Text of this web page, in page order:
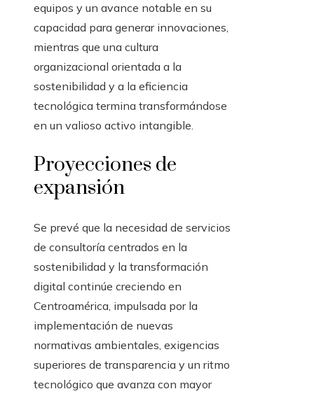
equipos y un avance notable en su
capacidad para generar innovaciones,
mientras que una cultura
organizacional orientada a la
sostenibilidad y a la eficiencia
tecnológica termina transformándose
en un valioso activo intangible.
Proyecciones de
expansión
Se prevé que la necesidad de servicios
de consultoría centrados en la
sostenibilidad y la transformación
digital continúe creciendo en
Centroamérica, impulsada por la
implementación de nuevas
normativas ambientales, exigencias
superiores de transparencia y un ritmo
tecnológico que avanza con mayor